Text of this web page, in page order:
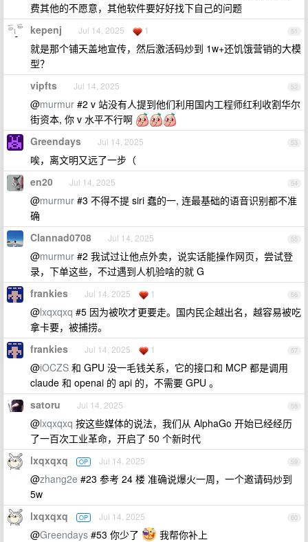
费其他的不愿意，其他软件要好好找下自己的问题
51
kepenj Jul 14, 2025 1
就是那个铺天盖地宣传，然后激活码炒到 1w+还饥饿营销的大模
型？
52
vipfts Jul 14, 2025
@murmur #2 v 站没有人提到他们利用国内工程师红利收割华尔
街资本, 你 v 水平不行啊
53
Greendays Jul 14, 2025
唉，离文明又远了一步（
54
en20 Jul 14, 2025
@murmur #3 不得不提 siri 蠢的一, 连最基础的语音识别都不准
确
55
Clannad0708 Jul 14, 2025
@murmur #2 我试过让他点外卖，说实话能操作网页，尝试登
录，下单这些，不过遇到人机验啥的就 G
56
frankies Jul 14, 2025 1
@lxqxqxq #5 因为被吹才更要走。国内民企越出名，越容易被吃
拿卡要，被捕捞。
57
frankies Jul 14, 2025 1
@iOCZS 和 GPU 没一毛钱关系，它的接口和 MCP 都是调用
claude 和 openai 的 api 的，不需要 GPU 。
58
satoru Jul 14, 2025
@lxqxqxq 按这些媒体的说法，我们从 AlphaGo 开始已经经历
了一百次工业革命，开启了 50 个新时代
59
lxqxqxq OP Jul 14, 2025
@zhang2e #23 参考 24 楼 准确说爆火一周，一个邀请码炒到
5w
60
lxqxqxq OP Jul 14, 2025
@Greendays #53 你少了 我帮你补上